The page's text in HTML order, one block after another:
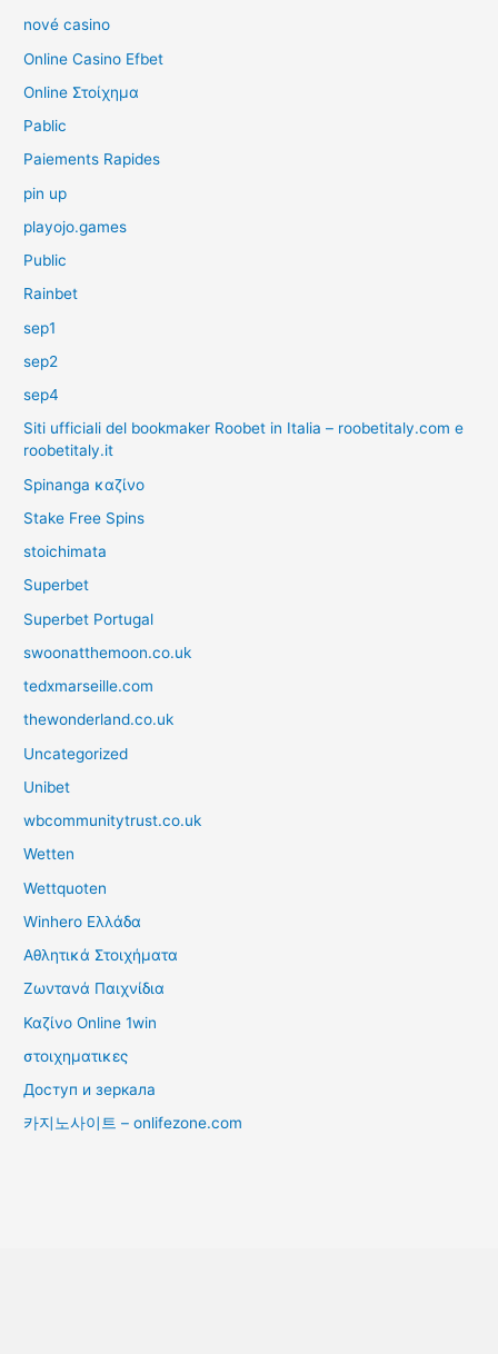
nové casino
Online Casino Efbet
Online Στοίχημα
Pablic
Paiements Rapides
pin up
playojo.games
Public
Rainbet
sep1
sep2
sep4
Siti ufficiali del bookmaker Roobet in Italia – roobetitaly.com e
roobetitaly.it
Spinanga καζίνο
Stake Free Spins
stoichimata
Superbet
Superbet Portugal
swoonatthemoon.co.uk
tedxmarseille.com
thewonderland.co.uk
Uncategorized
Unibet
wbcommunitytrust.co.uk
Wetten
Wettquoten
Winhero Ελλάδα
Αθλητικά Στοιχήματα
Ζωντανά Παιχνίδια
Καζίνο Online 1win
στοιχηματικες
Доступ и зеркала
카지노사이트 – onlifezone.com